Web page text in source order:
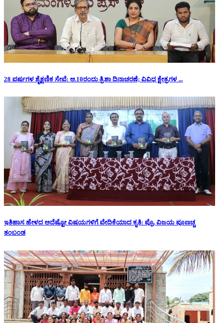
28 ವರ್ಷಗಳ ಶೈಕ್ಷಣಿಕ ಸೇವೆ: ಆ.10ರಂದು ತ್ರಿಶಾ ದಿನಾಚರಣೆ; ವಿವಿಧ ಕ್ಷೇತ್ರಗಳ ...
ಇತಿಹಾಸ ಹೇಳದ ಅದೆಷ್ಟೋ ವಿಷಯಗಳಿಗೆ ವೇದಿಕೆಯಾದ ಕೃತಿ: ಪ್ರೊ. ವಿಜಯ ಪೂಣಚ್ಚ
ತಂಬಂಡ